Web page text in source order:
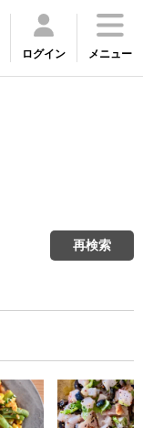
ログイン メニュー
再検索